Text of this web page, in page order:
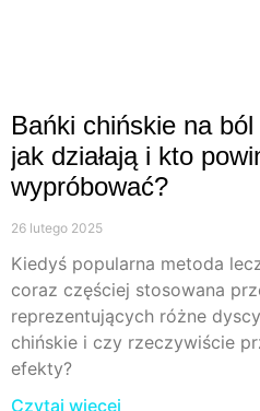
Bańki chińskie na
jak działają i kto
wypróbować?
26 lutego 2025
Kiedyś popularna metoda
coraz częściej stosowana
reprezentujących różne
chińskie i czy rzeczywiście
efekty?
Czytaj więcej